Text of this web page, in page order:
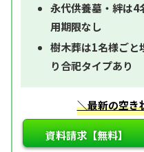
永代供養墓・絆は4
用期限なし
樹木葬は1名様ごと
り合祀タイプあり
＼最新の空き
資料請求【無料】